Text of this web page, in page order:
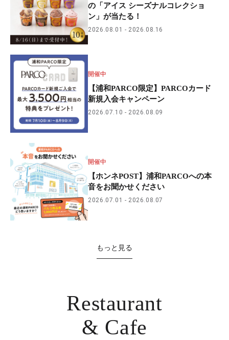
の「アイス シーズナルコレクショ
ン」が当たる！
2026.08.01 2026.08.16
開催中
【浦和PARCO限定】PARCOカード
新規入会キャンペーン
2026.07.10 2026.08.09
開催中
【ホンネPOST】浦和PARCOへの本
音をお聞かせください
2026.07.01 2026.08.07
もっと見る
Restaurant
& Cafe